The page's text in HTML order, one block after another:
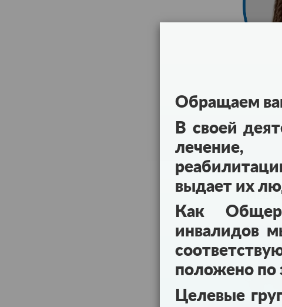
Обращаем
В своей
лечение,
выдает их
Как
инвалидов
положено по
Целевые